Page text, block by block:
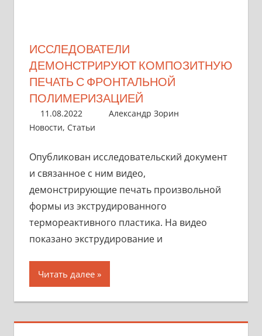
ИССЛЕДОВАТЕЛИ
ДЕМОНСТРИРУЮТ КОМПОЗИТНУЮ
ПЕЧАТЬ С ФРОНТАЛЬНОЙ
ПОЛИМЕРИЗАЦИЕЙ
11.08.2022
Александр Зорин
Новости, Статьи
Опубликован исследовательский документ
и связанное с ним видео,
демонстрирующие печать произвольной
формы из экструдированного
термореактивного пластика. На видео
показано экструдирование и
Читать далее